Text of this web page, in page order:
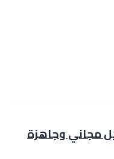
مجاني وجاهزة